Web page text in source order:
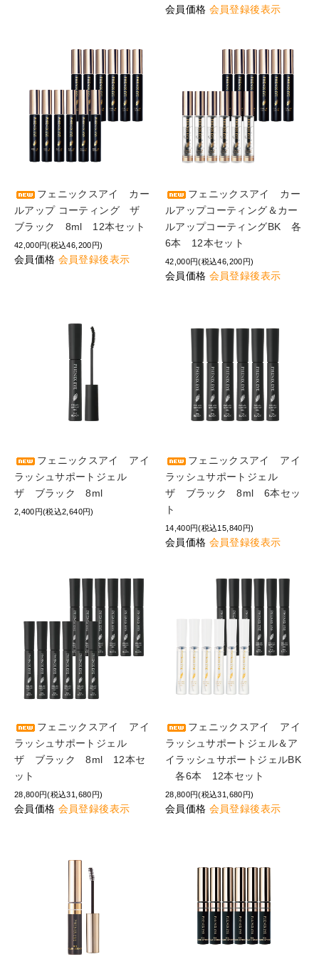
会員価格 会員登録後表示
フェニックスアイ カー
ルアップ コーティング ザ
ブラック 8ml 12本セット
42,000円(税込46,200円)
会員価格 会員登録後表示
フェニックスアイ カー
ルアップコーティング＆カー
ルアップコーティングBK 各
6本 12本セット
42,000円(税込46,200円)
会員価格 会員登録後表示
フェニックスアイ アイ
ラッシュサポートジェル
ザ ブラック 8ml
2,400円(税込2,640円)
フェニックスアイ アイ
ラッシュサポートジェル
ザ ブラック 8ml 6本セッ
ト
14,400円(税込15,840円)
会員価格 会員登録後表示
フェニックスアイ アイ
ラッシュサポートジェル
ザ ブラック 8ml 12本セ
ット
28,800円(税込31,680円)
会員価格 会員登録後表示
フェニックスアイ アイ
ラッシュサポートジェル＆ア
イラッシュサポートジェルBK
各6本 12本セット
28,800円(税込31,680円)
会員価格 会員登録後表示